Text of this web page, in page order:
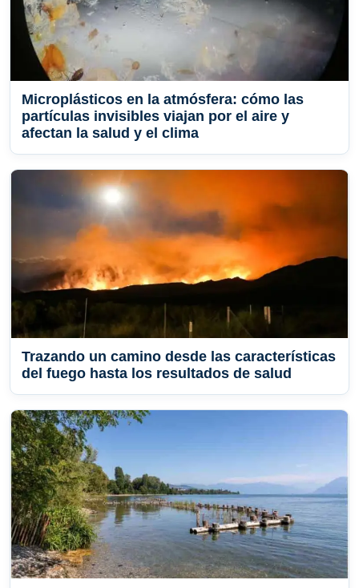
Microplásticos en la atmósfera: cómo las
partículas invisibles viajan por el aire y
afectan la salud y el clima
Trazando un camino desde las características
del fuego hasta los resultados de salud